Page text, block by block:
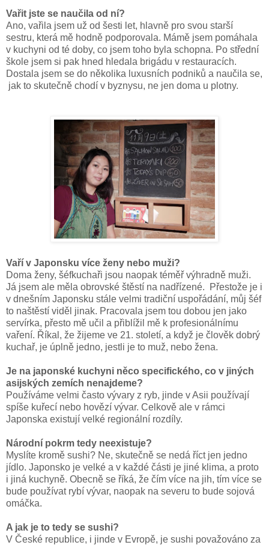
Vařit jste se naučila od ní?
Ano, vařila jsem už od šesti let, hlavně pro svou starší
sestru, která mě hodně podporovala. Mámě jsem pomáhala
v kuchyni od té doby, co jsem toho byla schopna. Po střední
škole jsem si pak hned hledala brigádu v restauracích.
Dostala jsem se do několika luxusních podniků a naučila se,
jak to skutečně chodí v byznysu, ne jen doma u plotny.
Vaří v Japonsku více ženy nebo muži?
Doma ženy, šéfkuchaři jsou naopak téměř výhradně muži.
Já jsem ale měla obrovské štěstí na nadřízené. Přestože je i
v dnešním Japonsku stále velmi tradiční uspořádání, můj šéf
to naštěstí viděl jinak. Pracovala jsem tou dobou jen jako
servírka, přesto mě učil a přiblížil mě k profesionálnímu
vaření. Říkal, že žijeme ve 21. století, a když je člověk dobrý
kuchař, je úplně jedno, jestli je to muž, nebo žena.
Je na japonské kuchyni něco specifického, co v jiných
asijských zemích nenajdeme?
Používáme velmi často vývary z ryb, jinde v Asii používají
spíše kuřecí nebo hovězí vývar. Celkově ale v rámci
Japonska existují velké regionální rozdíly.
Národní pokrm tedy neexistuje?
Myslíte kromě sushi? Ne, skutečně se nedá říct jen jedno
jídlo. Japonsko je velké a v každé části je jiné klima, a proto
i jiná kuchyně. Obecně se říká, že čím více na jih, tím více se
bude používat rybí vývar, naopak na severu to bude sojová
omáčka.
A jak je to tedy se sushi?
V České republice, i jinde v Evropě, je sushi považováno za